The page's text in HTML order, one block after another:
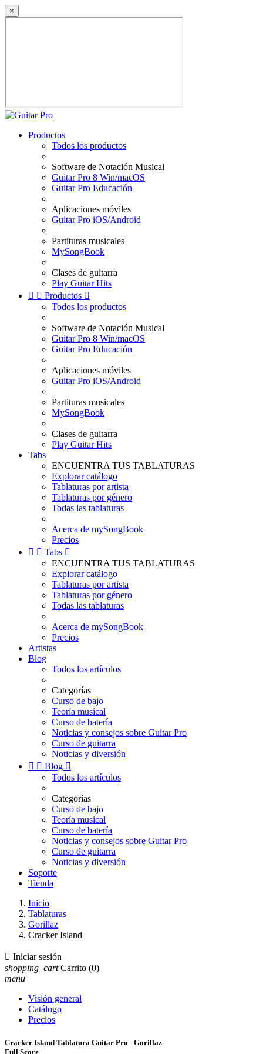
×
Productos
Todos los productos
Software de Notación Musical
Guitar Pro 8 Win/macOS
Guitar Pro Educación
Aplicaciones móviles
Guitar Pro iOS/Android
Partituras musicales
MySongBook
Clases de guitarra
Play Guitar Hits
  Productos 
Todos los productos
Software de Notación Musical
Guitar Pro 8 Win/macOS
Guitar Pro Educación
Aplicaciones móviles
Guitar Pro iOS/Android
Partituras musicales
MySongBook
Clases de guitarra
Play Guitar Hits
Tabs
ENCUENTRA TUS TABLATURAS
Explorar catálogo
Tablaturas por artista
Tablaturas por género
Todas las tablaturas
Acerca de mySongBook
Precios
  Tabs 
ENCUENTRA TUS TABLATURAS
Explorar catálogo
Tablaturas por artista
Tablaturas por género
Todas las tablaturas
Acerca de mySongBook
Precios
Artistas
Blog
Todos los artículos
Categorías
Curso de bajo
Teoría musical
Curso de batería
Noticias y consejos sobre Guitar Pro
Curso de guitarra
Noticias y diversión
  Blog 
Todos los artículos
Categorías
Curso de bajo
Teoría musical
Curso de batería
Noticias y consejos sobre Guitar Pro
Curso de guitarra
Noticias y diversión
Soporte
Tienda
Inicio
Tablaturas
Gorillaz
Cracker Island
 Iniciar sesión
shopping_cart Carrito (0)
menu
Visión general
Catálogo
Precios
Cracker Island Tablatura Guitar Pro - Gorillaz
Full Score